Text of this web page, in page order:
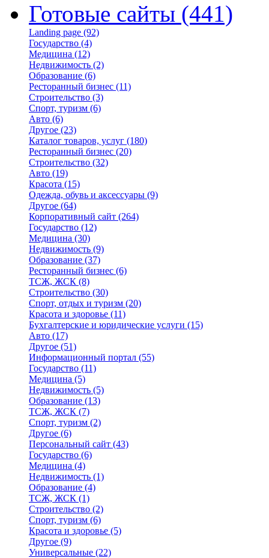
Готовые сайты (441)
Landing page (92)
Государство (4)
Медицина (12)
Недвижимость (2)
Образование (6)
Ресторанный бизнес (11)
Строительство (3)
Спорт, туризм (6)
Авто (6)
Другое (23)
Каталог товаров, услуг (180)
Ресторанный бизнес (20)
Строительство (32)
Авто (19)
Красота (15)
Одежда, обувь и аксессуары (9)
Другое (64)
Корпоративный сайт (264)
Государство (12)
Медицина (30)
Недвижимость (9)
Образование (37)
Ресторанный бизнес (6)
ТСЖ, ЖСК (8)
Строительство (30)
Спорт, отдых и туризм (20)
Красота и здоровье (11)
Бухгалтерские и юридические услуги (15)
Авто (17)
Другое (51)
Информационный портал (55)
Государство (11)
Медицина (5)
Недвижимость (5)
Образование (13)
ТСЖ, ЖСК (7)
Спорт, туризм (2)
Другое (6)
Персональный сайт (43)
Государство (6)
Медицина (4)
Недвижимость (1)
Образование (4)
ТСЖ, ЖСК (1)
Строительство (2)
Спорт, туризм (6)
Красота и здоровье (5)
Другое (9)
Универсальные (22)